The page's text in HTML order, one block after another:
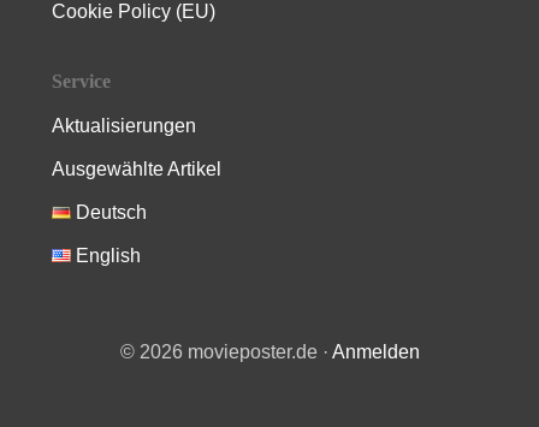
Cookie Policy (EU)
Service
Aktualisierungen
Ausgewählte Artikel
Deutsch
English
© 2026 movieposter.de · Anmelden